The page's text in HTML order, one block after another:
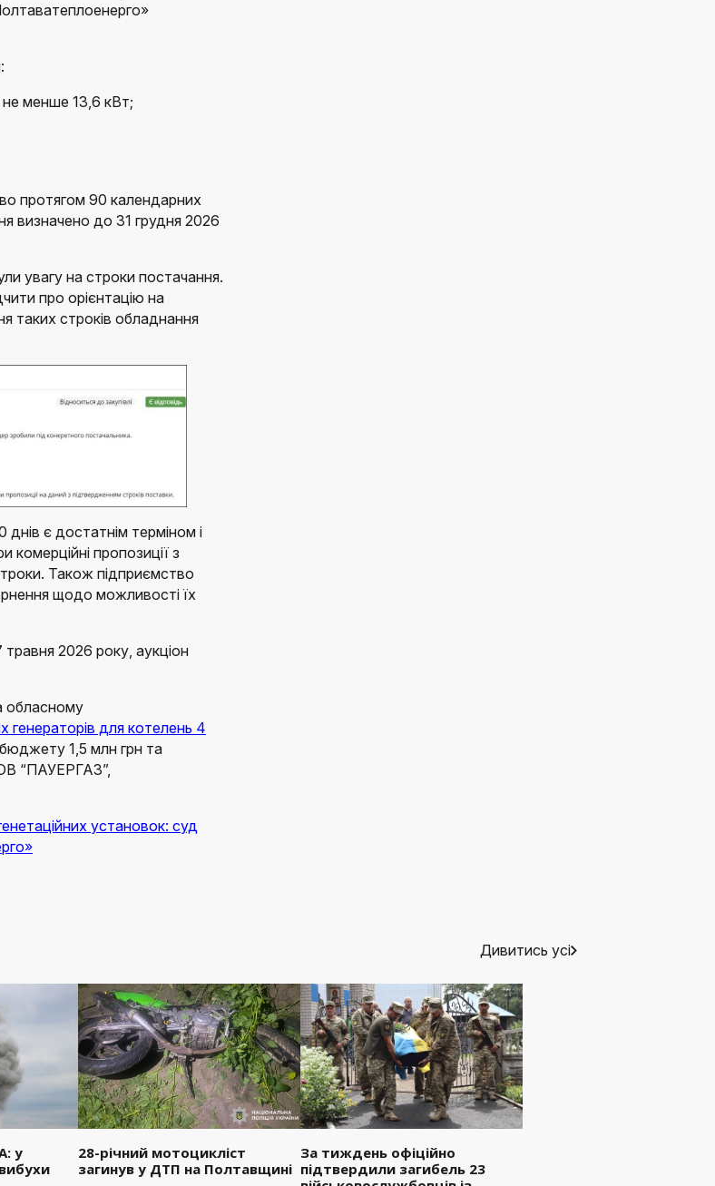
не менше 13,6 кВт;
протягом 90 календарних
визначено до 31 грудня 2026
увагу на строки постачання.
про орієнтацію на
таких строків обладнання
є достатнім терміном і
комерційні пропозиції з
Також підприємство
щодо можливості їх
2026 року, аукціон
обласному
генераторів для котелень 4
1,5 млн грн та
“ПАУЕРГАЗ”,
установок: суд
Дивитись усі
у
28-річний мотоцикліст
загинув у ДТП на Полтавщині
За тиждень офіційно
підтвердили загибель 23